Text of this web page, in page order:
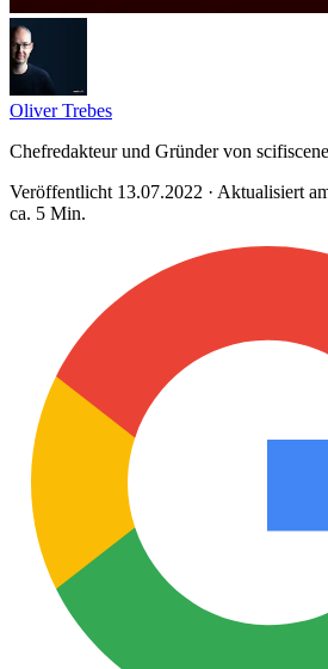
Oliver Trebes
Chefredakteur und Gründer von
Veröffentlicht 13.07.2022 · Aktualisiert
ca. 5 Min.